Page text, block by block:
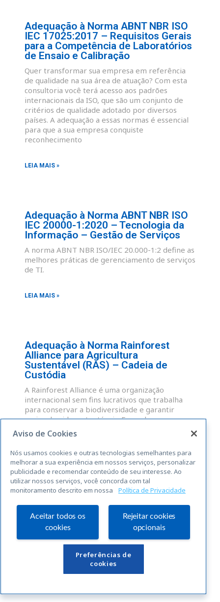
Adequação à Norma ABNT NBR ISO
IEC 17025:2017 – Requisitos Gerais
para a Competência de Laboratórios
de Ensaio e Calibração
Quer transformar sua empresa em referência
de qualidade na sua área de atuação? Com esta
consultoria você terá acesso aos padrões
internacionais da ISO, que são um conjunto de
critérios de qualidade adotado por diversos
países. A adequação a essas normas é essencial
para que a sua empresa conquiste
reconhecimento
LEIA MAIS »
Adequação à Norma ABNT NBR ISO
IEC 20000-1:2020 – Tecnologia da
Informação – Gestão de Serviços
A norma ABNT NBR ISO/IEC 20.000-1:2 define as
melhores práticas de gerenciamento de serviços
de TI.
LEIA MAIS »
Adequação à Norma Rainforest
Alliance para Agricultura
Sustentável (RAS) – Cadeia de
Custódia
A Rainforest Alliance é uma organização
internacional sem fins lucrativos que trabalha
para conservar a biodiversidade e garantir
meios de vida sustentáveis. Fazendas,
administradores de grupos e OP que atendam às
normas abrangentes da RAS para a
sustentabilidade, são elegíveis para uma licença
para o uso do selo Rainforest Alliance
LEIA MAIS »
« Anterior Seguinte »
Links Úteis
Aviso de Cookies
Nós usamos cookies e outras tecnologias semelhantes para
melhorar a sua experiência em nossos serviços, personalizar
publicidade e recomendar conteúdo de seu interesse. Ao
utilizar nossos serviços, você concorda com tal
monitoramento descrito em nossa
Política de Privacidade
Aceitar todos os
cookies
Rejeitar cookies
opcionais
Preferências de
cookies